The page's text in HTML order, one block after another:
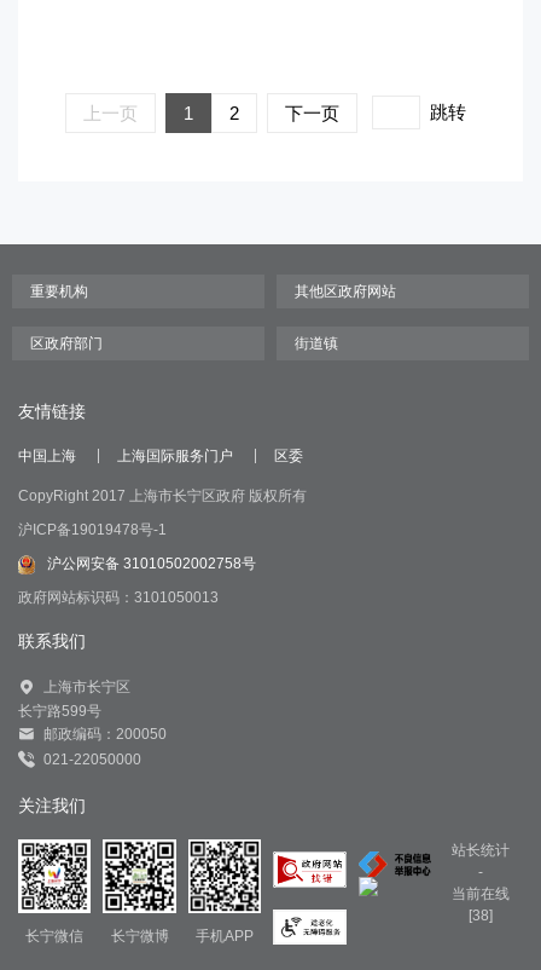
上一页 1 2 下一页 跳转
友情链接
中国上海 上海国际服务门户 区委
CopyRight 2017 上海市长宁区政府 版权所有
沪ICP备19019478号-1
沪公网安备 31010502002758号
政府网站标识码：3101050013
联系我们
上海市长宁区
长宁路599号
邮政编码：200050
021-22050000
关注我们
长宁微信 长宁微博 手机APP
站长统计
-
当前在线
[38]